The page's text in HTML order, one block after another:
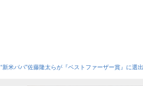
“新米パパ”佐藤隆太らが『ベストファーザー賞』に選出